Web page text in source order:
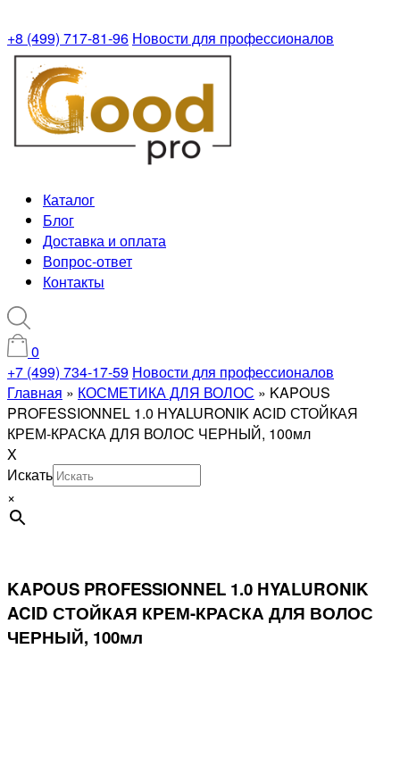
+8 (499) 717-81-96 Новости для профессионалов
Каталог
Блог
Доставка и оплата
Вопрос-ответ
Контакты
0
+7 (499) 734-17-59 Новости для профессионалов
Главная » КОСМЕТИКА ДЛЯ ВОЛОС » KAPOUS
PROFESSIONNEL 1.0 HYALURONIK ACID СТОЙКАЯ
КРЕМ-КРАСКА ДЛЯ ВОЛОС ЧЕРНЫЙ, 100мл
X
Искать
×
KAPOUS PROFESSIONNEL 1.0 HYALURONIK
ACID СТОЙКАЯ КРЕМ-КРАСКА ДЛЯ ВОЛОС
ЧЕРНЫЙ, 100мл